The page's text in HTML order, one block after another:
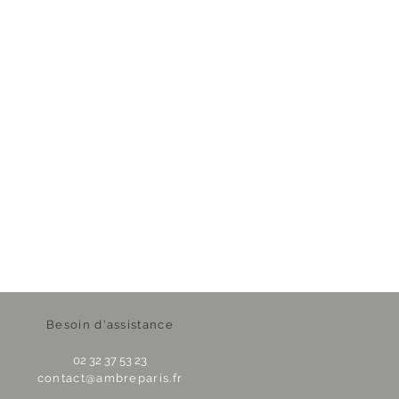
Besoin d'assistance
02 32 37 53 23
contact@ambreparis.fr